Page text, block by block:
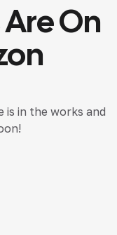
On
is in the works and